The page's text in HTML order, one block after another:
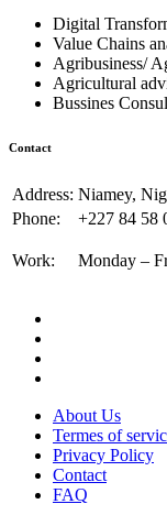
Digital
Value Chains
Agribusiness/
Agricultural
Bussines
Contact
Address: Niamey,
Phone:
+227 84 58
Work: Monday –
About Us
Termes of
Privacy Policy
Contact
FAQ